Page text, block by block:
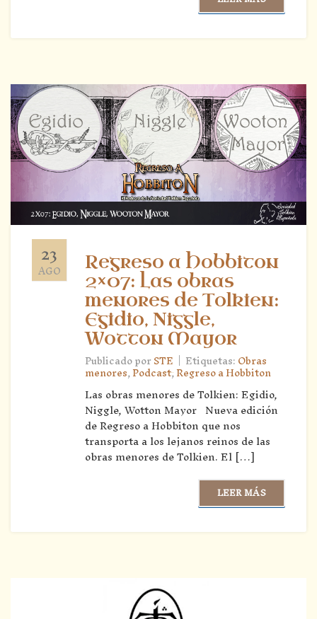
23
AGO
Regreso a Hobbiton
2×07: Las obras
menores de Tolkien:
Egidio, Niggle,
Wotton Mayor
Publicado porSTE | Etiquetas:Obras
menores,Podcast,Regreso a Hobbiton
Las obras menores de Tolkien: Egidio,
Niggle, Wotton Mayor Nueva edición
de Regreso a Hobbiton que nos
transporta a los lejanos reinos de las
obras menores de Tolkien. El […]
LEER MÁS